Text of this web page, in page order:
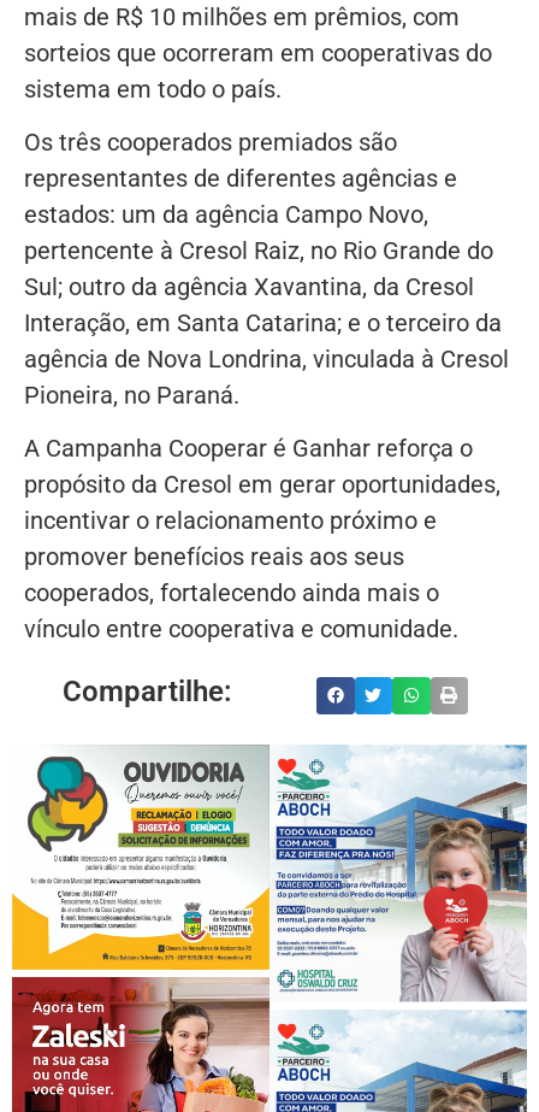
mais de R$ 10 milhões em prêmios, com
sorteios que ocorreram em cooperativas do
sistema em todo o país.
Os três cooperados premiados são
representantes de diferentes agências e
estados: um da agência Campo Novo,
pertencente à Cresol Raiz, no Rio Grande do
Sul; outro da agência Xavantina, da Cresol
Interação, em Santa Catarina; e o terceiro da
agência de Nova Londrina, vinculada à Cresol
Pioneira, no Paraná.
A Campanha Cooperar é Ganhar reforça o
propósito da Cresol em gerar oportunidades,
incentivar o relacionamento próximo e
promover benefícios reais aos seus
cooperados, fortalecendo ainda mais o
vínculo entre cooperativa e comunidade.
Compartilhe: